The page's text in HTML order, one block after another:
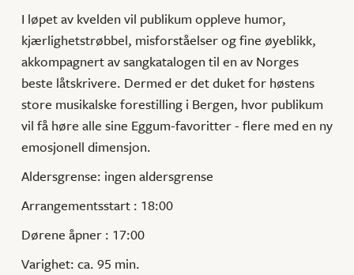
I løpet av kvelden vil publikum oppleve humor,
kjærlighetstrøbbel, misforståelser og fine øyeblikk,
akkompagnert av sangkatalogen til en av Norges
beste låtskrivere. Dermed er det duket for høstens
store musikalske forestilling i Bergen, hvor publikum
vil få høre alle sine Eggum-favoritter - flere med en ny
emosjonell dimensjon.
Aldersgrense: ingen aldersgrense
Arrangementsstart : 18:00
Dørene åpner : 17:00
Varighet: ca. 95 min.